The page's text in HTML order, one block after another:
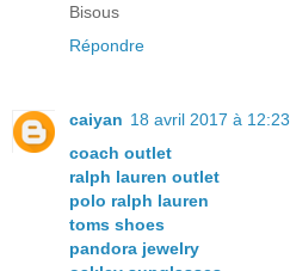
Bisous
Répondre
caiyan 18 avril 2017 à 12:23
coach outlet
ralph lauren outlet
polo ralph lauren
toms shoes
pandora jewelry